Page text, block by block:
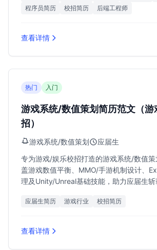
程序员简历
校招简历 后端工程师
查看详情
热门 入门
游戏系统/数值策划简历范文（
招）
游戏系统/数值策划
应届生
专为游戏/娱乐校招打造的游戏系统/数值
盖游戏数值平衡、MMO/手游机制设计、
理及Unity/Unreal基础技能，助力应届生
应届生简历 游戏行业 校招简历
查看详情